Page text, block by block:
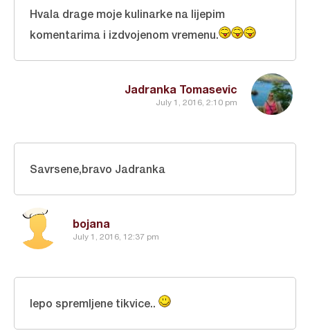
Jadranka Tomasevic
July 1, 2016, 2:10 pm
Hvala drage moje kulinarke na lijepim
komentarima i izdvojenom vremenu.
bojana
July 1, 2016, 12:37 pm
Savrsene,bravo Jadranka
lepo spremljene tikvice..